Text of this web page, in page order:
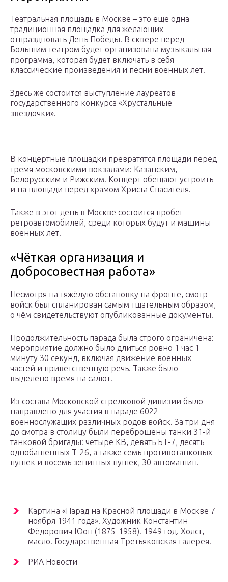
Театральная площадь в Москве – это еще одна
традиционная площадка для желающих
отпраздновать День Победы. В сквере перед
Большим театром будет организована музыкальная
программа, которая будет включать в себя
классические произведения и песни военных лет.
Здесь же состоится выступление лауреатов
государственного конкурса «Хрустальные
звездочки».
В концертные площадки превратятся площади перед
тремя московскими вокзалами: Казанским,
Белорусским и Рижским. Концерт обещают устроить
и на площади перед храмом Христа Спасителя.
Также в этот день в Москве состоится пробег
ретроавтомобилей, среди которых будут и машины
военных лет.
«Чёткая организация и
добросовестная работа»
Несмотря на тяжёлую обстановку на фронте, смотр
войск был спланирован самым тщательным образом,
о чём свидетельствуют опубликованные документы.
Продолжительность парада была строго ограничена:
мероприятие должно было длиться ровно 1 час 1
минуту 30 секунд, включая движение военных
частей и приветственную речь. Также было
выделено время на салют.
Из состава Московской стрелковой дивизии было
направлено для участия в параде 6022
военнослужащих различных родов войск. За три дня
до смотра в столицу были переброшены танки 31-й
танковой бригады: четыре КВ, девять БТ-7, десять
однобашенных Т-26, а также семь противотанковых
пушек и восемь зенитных пушек, 30 автомашин.
Картина «Парад на Красной площади в Москве 7
ноября 1941 года». Художник Константин
Фёдорович Юон (1875-1958). 1949 год. Холст,
масло. Государственная Третьяковская галерея.
РИА Новости